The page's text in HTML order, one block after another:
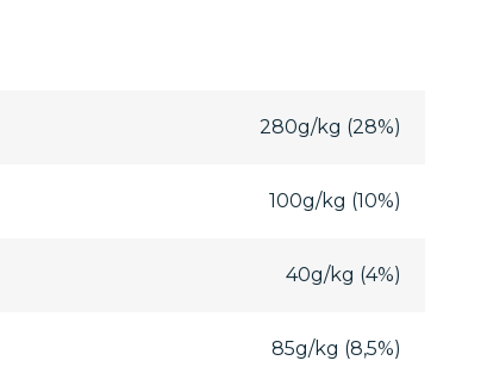
280g/kg (28%)
100g/kg (10%)
40g/kg (4%)
85g/kg (8,5%)